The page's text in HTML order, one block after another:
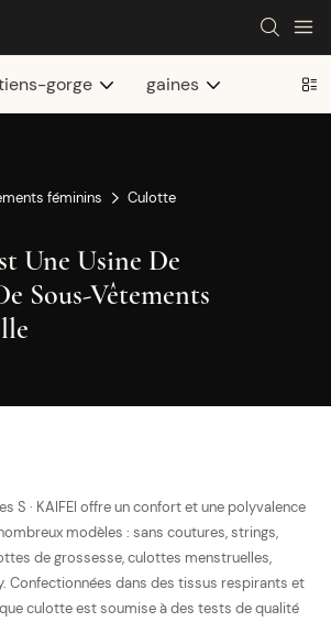
gorge gaines
féminins Culotte
Une Usine De
Sous-Vêtements
S · KAIFEI offre un confort et une polyvalence
modèles : sans coutures, strings,
de grossesse, culottes menstruelles,
Confectionnées dans des tissus respirants et
culotte est soumise à des tests de qualité